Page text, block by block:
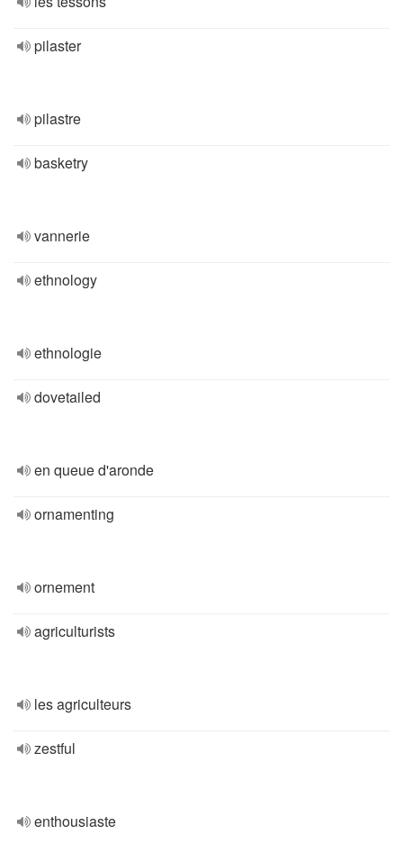
pilaster
pilastre
basketry
vannerie
ethnology
ethnologie
dovetailed
en queue d'aronde
ornamenting
ornement
agriculturists
les agriculteurs
zestful
enthousiaste